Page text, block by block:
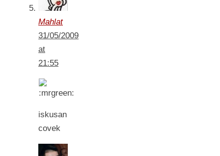
Mahlat
31/05/2009
at
21:55
iskusan
covek